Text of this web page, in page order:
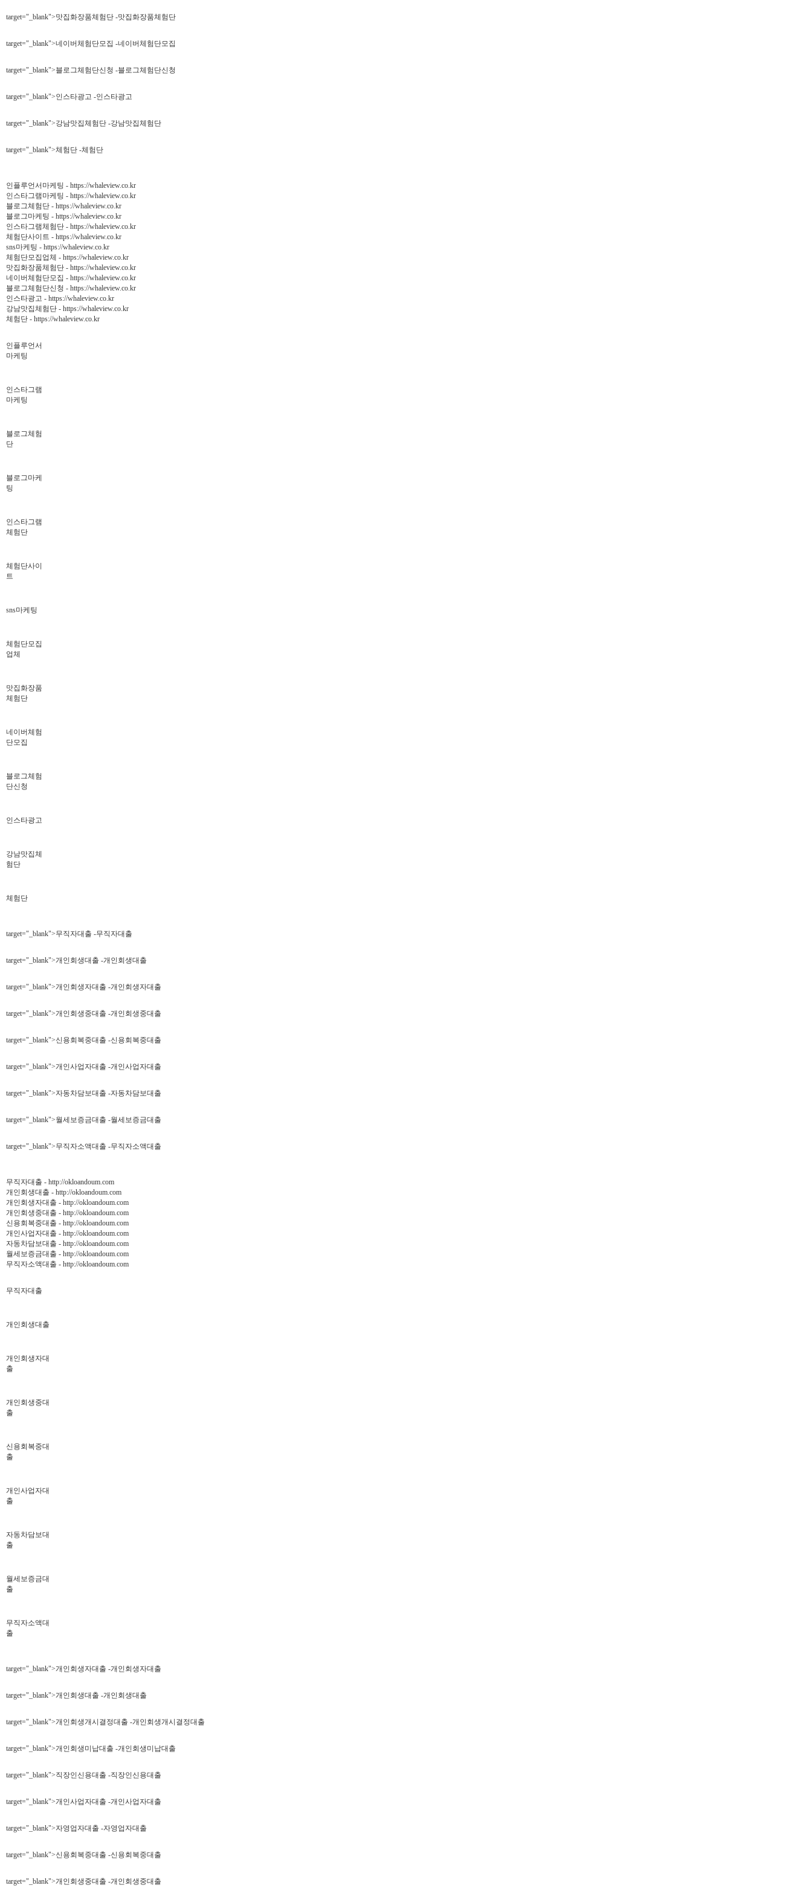
target="_blank">맛집화장품체험단 -맛집화장품체험단
target="_blank">네이버체험단모집 -네이버체험단모집
target="_blank">블로그체험단신청 -블로그체험단신청
target="_blank">인스타광고 -인스타광고
target="_blank">강남맛집체험단 -강남맛집체험단
target="_blank">체험단 -체험단
인플루언서마케팅 - https://whaleview.co.kr
인스타그램마케팅 - https://whaleview.co.kr
블로그체험단 - https://whaleview.co.kr
블로그마케팅 - https://whaleview.co.kr
인스타그램체험단 - https://whaleview.co.kr
체험단사이트 - https://whaleview.co.kr
sns마케팅 - https://whaleview.co.kr
체험단모집업체 - https://whaleview.co.kr
맛집화장품체험단 - https://whaleview.co.kr
네이버체험단모집 - https://whaleview.co.kr
블로그체험단신청 - https://whaleview.co.kr
인스타광고 - https://whaleview.co.kr
강남맛집체험단 - https://whaleview.co.kr
체험단 - https://whaleview.co.kr
인플루언서
마케팅
인스타그램
마케팅
블로그체험
단
블로그마케
팅
인스타그램
체험단
체험단사이
트
sns마케팅
체험단모집
업체
맛집화장품
체험단
네이버체험
단모집
블로그체험
단신청
인스타광고
강남맛집체
험단
체험단
target="_blank">무직자대출 -무직자대출
target="_blank">개인회생대출 -개인회생대출
target="_blank">개인회생자대출 -개인회생자대출
target="_blank">개인회생중대출 -개인회생중대출
target="_blank">신용회복중대출 -신용회복중대출
target="_blank">개인사업자대출 -개인사업자대출
target="_blank">자동차담보대출 -자동차담보대출
target="_blank">월세보증금대출 -월세보증금대출
target="_blank">무직자소액대출 -무직자소액대출
무직자대출 - http://okloandoum.com
개인회생대출 - http://okloandoum.com
개인회생자대출 - http://okloandoum.com
개인회생중대출 - http://okloandoum.com
신용회복중대출 - http://okloandoum.com
개인사업자대출 - http://okloandoum.com
자동차담보대출 - http://okloandoum.com
월세보증금대출 - http://okloandoum.com
무직자소액대출 - http://okloandoum.com
무직자대출
개인회생대출
개인회생자대
출
개인회생중대
출
신용회복중대
출
개인사업자대
출
자동차담보대
출
월세보증금대
출
무직자소액대
출
target="_blank">개인회생자대출 -개인회생자대출
target="_blank">개인회생대출 -개인회생대출
target="_blank">개인회생개시결정대출 -개인회생개시결정대출
target="_blank">개인회생미납대출 -개인회생미납대출
target="_blank">직장인신용대출 -직장인신용대출
target="_blank">개인사업자대출 -개인사업자대출
target="_blank">자영업자대출 -자영업자대출
target="_blank">신용회복중대출 -신용회복중대출
target="_blank">개인회생중대출 -개인회생중대출